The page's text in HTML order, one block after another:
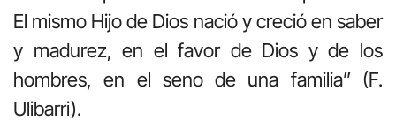
El mismo Hijo de Dios nació y creció en saber
y madurez, en el favor de Dios y de los
hombres, en el seno de una familia” (F.
Ulibarri).